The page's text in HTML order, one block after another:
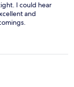
I could hear
and